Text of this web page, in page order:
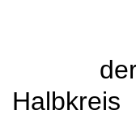
der Tr
Halbkreis